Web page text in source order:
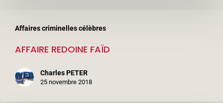
Affaires criminelles célèbres
REDOINE
FAÏDAFFAIRE REDOINE FAÏD
Charles PETER
25 novembre 2018